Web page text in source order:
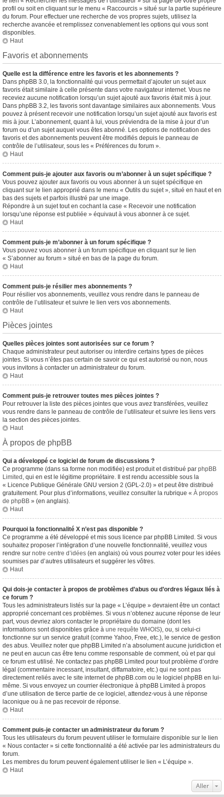
profil ou soit en cliquant sur le menu « Raccourcis » situé sur la partie supérieure
du forum. Pour effectuer une recherche de vos propres sujets, utilisez la
recherche avancée et remplissez convenablement les options qui vous sont
disponibles.
Haut
Favoris et abonnements
Quelle est la différence entre les favoris et les abonnements ?
Dans phpBB 3.0, la fonctionnalité qui vous permettait d’ajouter un sujet aux
favoris était similaire à celle présente dans votre navigateur internet. Vous ne
receviez aucune notification lorsqu’un sujet ajouté aux favoris était mis à jour.
Dans phpBB 3.2, les favoris sont davantage similaires aux abonnements. Vous
pouvez à présent recevoir une notification lorsqu’un sujet ajouté aux favoris est
mis à jour. L’abonnement, quant à lui, vous préviendra de la mise à jour d’un
forum ou d’un sujet auquel vous êtes abonné. Les options de notification des
favoris et des abonnements peuvent être modifiés depuis le panneau de
contrôle de l’utilisateur, sous les « Préférences du forum ».
Haut
Comment puis-je ajouter aux favoris ou m’abonner à un sujet spécifique ?
Vous pouvez ajouter aux favoris ou vous abonner à un sujet spécifique en
cliquant sur le lien approprié dans le menu « Outils du sujet », situé en haut et en
bas des sujets et parfois illustré par une image.
Répondre à un sujet tout en cochant la case « Recevoir une notification
lorsqu’une réponse est publiée » équivaut à vous abonner à ce sujet.
Haut
Comment puis-je m’abonner à un forum spécifique ?
Vous pouvez vous abonner à un forum spécifique en cliquant sur le lien
« S’abonner au forum » situé en bas de la page du forum.
Haut
Comment puis-je résilier mes abonnements ?
Pour résilier vos abonnements, veuillez vous rendre dans le panneau de
contrôle de l’utilisateur et suivre le lien vers vos abonnements.
Haut
Pièces jointes
Quelles pièces jointes sont autorisées sur ce forum ?
Chaque administrateur peut autoriser ou interdire certains types de pièces
jointes. Si vous n’êtes pas certain de savoir ce qui est autorisé ou non, nous
vous invitons à contacter un administrateur du forum.
Haut
Comment puis-je retrouver toutes mes pièces jointes ?
Pour retrouver la liste des pièces jointes que vous avez transférées, veuillez
vous rendre dans le panneau de contrôle de l’utilisateur et suivre les liens vers
la section des pièces jointes.
Haut
À propos de phpBB
Qui a développé ce logiciel de forum de discussions ?
Ce programme (dans sa forme non modifiée) est produit et distribué par phpBB
Limited , qui en est le légitime propriétaire. Il est rendu accessible sous la
« Licence Publique Générale GNU version 2 (GPL-2.0) » et peut être distribué
gratuitement. Pour plus d’informations, veuillez consulter la rubrique « À propos
de phpBB » (en anglais).
Haut
Pourquoi la fonctionnalité X n’est pas disponible ?
Ce programme a été développé et mis sous licence par phpBB Limited. Si vous
souhaitez proposer l’intégration d’une nouvelle fonctionnalité, veuillez vous
rendre sur notre centre d’idées (en anglais) où vous pourrez voter pour les idées
soumises par d’autres utilisateurs et suggérer les vôtres.
Haut
Qui dois-je contacter à propos de problèmes d’abus ou d’ordres légaux liés à
ce forum ?
Tous les administrateurs listés sur la page « L’équipe » devraient être un contact
approprié concernant ces problèmes. Si vous n’obtenez aucune réponse de leur
part, vous devriez alors contacter le propriétaire du domaine (dont les
informations sont disponibles grâce à une requête WHOIS), ou, si celui-ci
fonctionne sur un service gratuit (comme Yahoo, Free, etc.), le service de gestion
des abus. Veuillez noter que phpBB Limited n’a absolument aucune juridiction et
ne peut en aucun cas être tenu comme responsable de comment, où et par qui
ce forum est utilisé. Ne contactez pas phpBB Limited pour tout problème d’ordre
légal (commentaire incessant, insultant, diffamatoire, etc.) qui ne sont pas
directement reliés avec le site internet de phpBB.com ou le logiciel phpBB en lui-
même. Si vous envoyez un courrier électronique à phpBB Limited à propos
d’une utilisation de tierce partie de ce logiciel, attendez-vous à une réponse
laconique ou à ne pas recevoir de réponse.
Haut
Comment puis-je contacter un administrateur du forum ?
Tous les utilisateurs du forum peuvent utiliser le formulaire disponible sur le lien
« Nous contacter » si cette fonctionnalité a été activée par les administrateurs du
forum.
Les membres du forum peuvent également utiliser le lien « L’équipe ».
Haut
Aller